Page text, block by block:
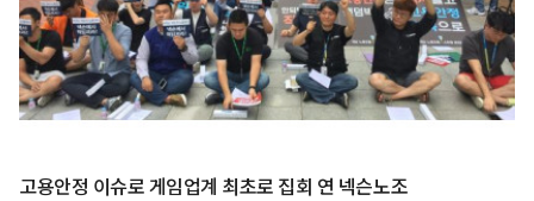
고용안정 이슈로 게임업계 최초로 집회 연 넥슨노조